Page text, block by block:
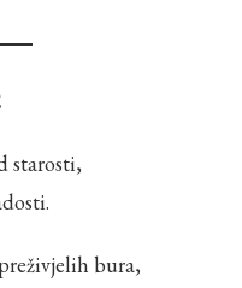
starosti,
bura,